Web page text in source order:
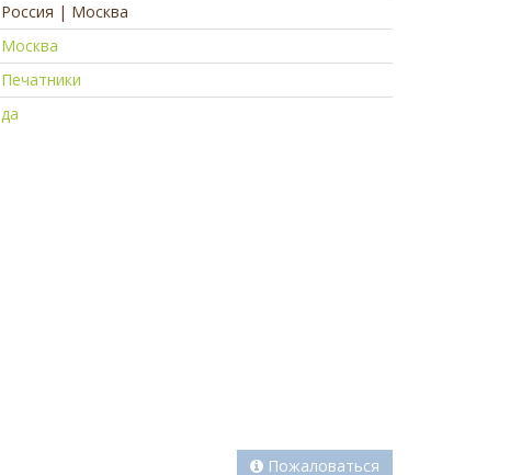
Россия | Москва
Москва
Печатники
да
Пожаловаться